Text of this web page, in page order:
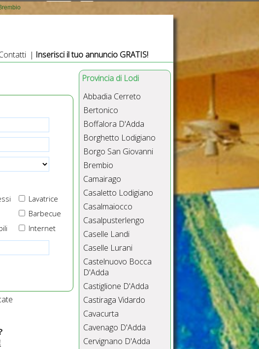
| Inserisci il tuo annuncio GRATIS!
Lavatrice
Barbecue
Internet
Provincia di Lodi
Abbadia Cerreto
Bertonico
Boffalora D'Adda
Borghetto Lodigiano
Borgo San Giovanni
Brembio
Camairago
Casaletto Lodigiano
Casalmaiocco
Casalpusterlengo
Caselle Landi
Caselle Lurani
Castelnuovo Bocca
D'Adda
Castiglione D'Adda
Castiraga Vidardo
Cavacurta
Cavenago D'Adda
Cervignano D'Adda